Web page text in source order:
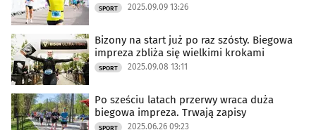
SPORT 2025.09.09 13:26
Bizony na start już po raz szósty. Biegowa
impreza zbliża się wielkimi krokami
SPORT 2025.09.08 13:11
Po sześciu latach przerwy wraca duża
biegowa impreza. Trwają zapisy
SPORT 2025.06.26 09:23